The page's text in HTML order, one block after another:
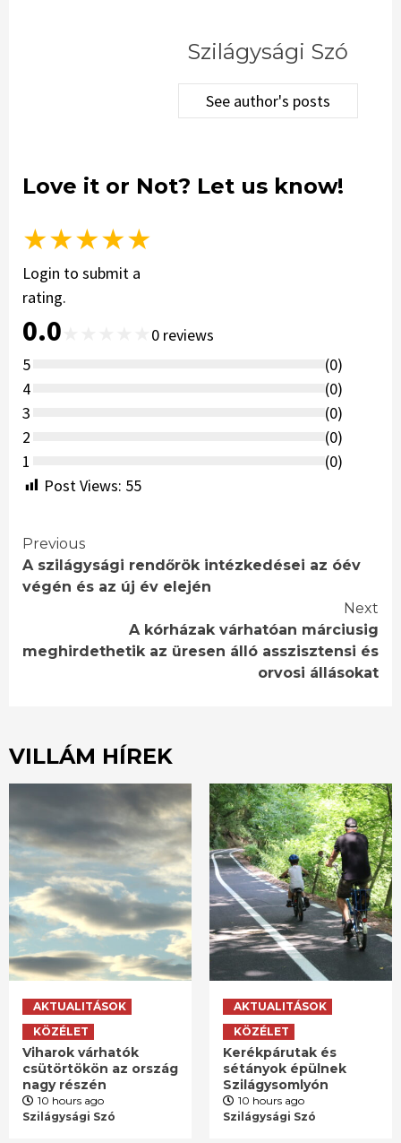
Szilágysági Szó
See author's posts
Love it or Not? Let us know!
★★★★★
Login to submit a
rating.
0.0 0 reviews
5
(0)
4
(0)
3
(0)
2
(0)
1
(0)
Post Views: 55
Continue
Reading
Previous
A szilágysági rendőrök intézkedései az óév
végén és az új év elején
Next
A kórházak várhatóan márciusig
meghirdethetik az üresen álló asszisztensi és
orvosi állásokat
VILLÁM HÍREK
AKTUALITÁSOK
KÖZÉLET
Viharok várhatók
csütörtökön az ország
nagy részén
10 hours ago
Szilágysági Szó
AKTUALITÁSOK
KÖZÉLET
Kerékpárutak és
sétányok épülnek
Szilágysomlyón
10 hours ago
Szilágysági Szó